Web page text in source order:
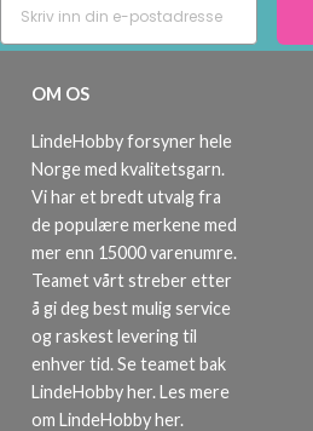
OM OS
LindeHobby forsyner hele
Norge med kvalitetsgarn.
Vi har et bredt utvalg fra
de populære merkene med
mer enn 15000 varenumre.
Teamet vårt streber etter
å gi deg best mulig service
og raskest levering til
enhver tid. Se teamet bak
LindeHobby her.Les mere
om LindeHobby her.